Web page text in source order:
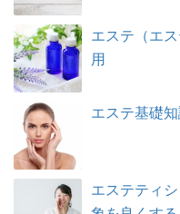
エステ（エ
用
エステ基礎
エステティ